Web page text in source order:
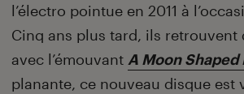
l’électro pointue en 2011 à
Cinq ans plus tard, ils
avec l’émouvant A Moon Shaped
planante, ce nouveau disque